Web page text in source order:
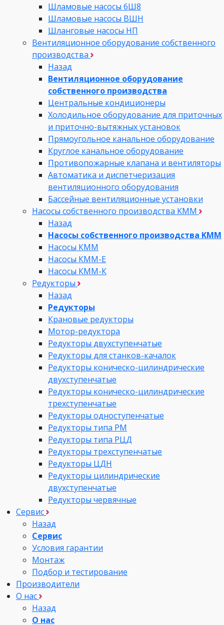
Шламовые насосы 6Ш8
Шламовые насосы ВШН
Шланговые насосы НП
Вентиляционное оборудование собственного
производства
Назад
Вентиляционное оборудование
собственного производства
Центральные кондиционеры
Холодильное оборудование для приточных
и приточно-вытяжных установок
Прямоугольное канальное оборудование
Круглое канальное оборудование
Противопожарные клапана и вентиляторы
Автоматика и диспетчеризация
вентиляционного оборудования
Бассейные вентиляционные установки
Насосы собственного производства KMM
Назад
Насосы собственного производства KMM
Насосы КММ
Насосы КММ-Е
Насосы КММ-К
Редукторы
Назад
Редукторы
Крановые редукторы
Мотор-редуктора
Редукторы двухступенчатые
Редукторы для станков-качалок
Редукторы коническо-цилиндрические
двухступенчатые
Редукторы коническо-цилиндрические
трехступенчатые
Редукторы одноступенчатые
Редукторы типа РМ
Редукторы типа РЦД
Редукторы трехступенчатые
Редукторы ЦДН
Редукторы цилиндрические
двухступенчатые
Редукторы червячные
Сервис
Назад
Сервис
Условия гарантии
Монтаж
Подбор и тестирование
Производители
О нас
Назад
О нас